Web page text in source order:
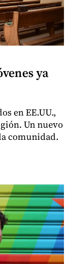
ya
en EE.UU.,
Un nuevo
comunidad.